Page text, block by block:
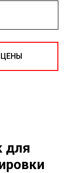
для